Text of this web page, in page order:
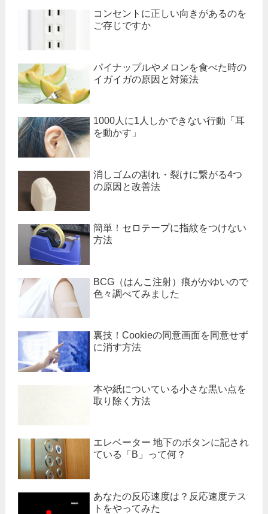
コンセントに正しい向きがあるのを
ご存じですか
パイナップルやメロンを食べた時の
イガイガの原因と対策法
1000人に1人しかできない行動「耳
を動かす」
消しゴムの割れ・裂けに繋がる4つ
の原因と改善法
簡単！セロテープに指紋をつけない
方法
BCG（はんこ注射）痕がかゆいので
色々調べてみました
裏技！Cookieの同意画面を同意せず
に消す方法
本や紙についている小さな黒い点を
取り除く方法
エレベーター 地下のボタンに記され
ている「B」って何？
あなたの反応速度は？反応速度テス
トをやってみた